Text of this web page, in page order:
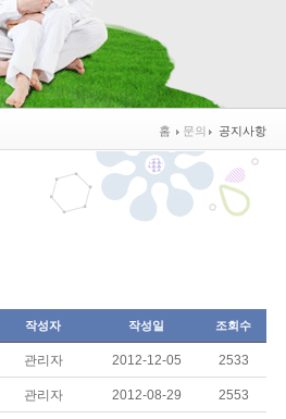
홈 문의 공지사항
작성자 작성일 조회수
관리자 2012-12-05 2533
관리자 2012-08-29 2553